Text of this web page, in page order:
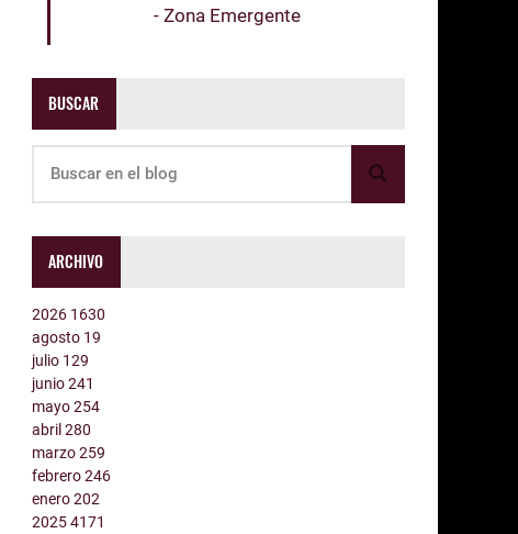
- Zona Emergente
BUSCAR
ARCHIVO
2026 1630
agosto 19
julio 129
junio241
mayo254
abril280
marzo259
febrero246
enero202
20254171